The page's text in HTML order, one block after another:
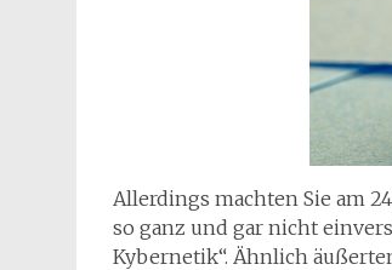
Allerdings machten Sie am
so ganz und gar nicht
Kybernetik“. Ähnlich